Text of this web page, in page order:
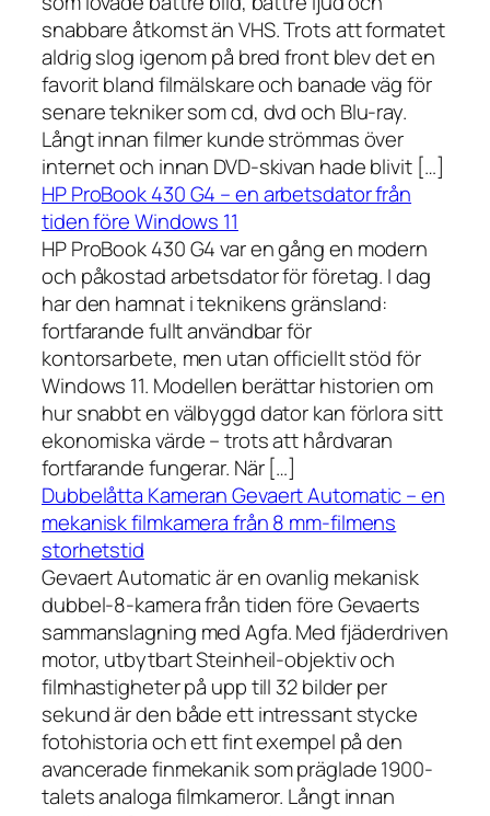
snabbare åtkomst än VHS. Trots att formatet
aldrig slog igenom på bred front blev det en
favorit bland filmälskare och banade väg för
senare tekniker som cd, dvd och Blu-ray.
Långt innan filmer kunde strömmas över
internet och innan DVD-skivan hade blivit […]
HP ProBook 430 G4 – en arbetsdator från
tiden före Windows 11
HP ProBook 430 G4 var en gång en modern
och påkostad arbetsdator för företag. I dag
har den hamnat i teknikens gränsland:
fortfarande fullt användbar för
kontorsarbete, men utan officiellt stöd för
Windows 11. Modellen berättar historien om
hur snabbt en välbyggd dator kan förlora sitt
ekonomiska värde – trots att hårdvaran
fortfarande fungerar. När […]
Dubbelåtta Kameran Gevaert Automatic – en
mekanisk filmkamera från 8 mm-filmens
storhetstid
Gevaert Automatic är en ovanlig mekanisk
dubbel-8-kamera från tiden före Gevaerts
sammanslagning med Agfa. Med fjäderdriven
motor, utbytbart Steinheil-objektiv och
filmhastigheter på upp till 32 bilder per
sekund är den både ett intressant stycke
fotohistoria och ett fint exempel på den
avancerade finmekanik som präglade 1900-
talets analoga filmkameror. Långt innan